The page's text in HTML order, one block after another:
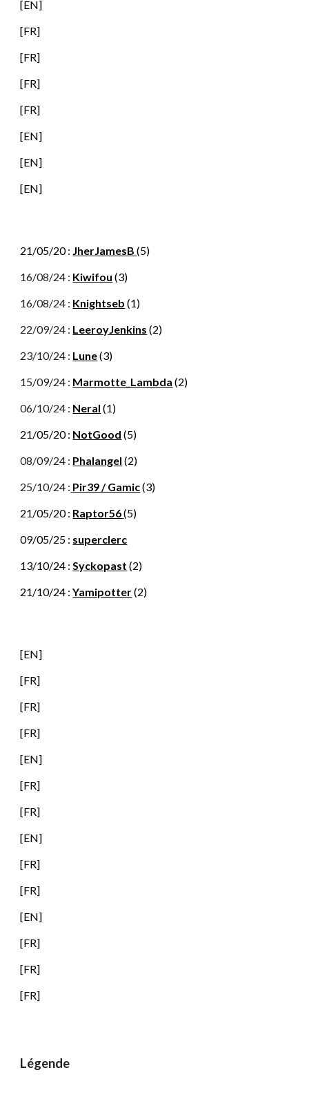
[EN]
[FR]
[FR]
[FR]
[FR]
[EN]
[EN]
[EN]
21/05/20 : JherJamesB(5)
16/08/24 : Kiwifou (3)
16/08/24 : Knightseb (1)
22/09/24 : LeeroyJenkins (2)
23/10/24 : Lune(3)
15/09/24 : Marmotte_Lambda (2)
06/10/24 : Neral (1)
21/05/20 : NotGood (5)
08/09/24 : Phalangel (2)
25/10/24 : Pir39 / Gamic(3)
21/05/20 : Raptor56(5)
09/05/25 : superclerc
13/10/24 :Syckopast (2)
21/10/24 :Yamipotter(2)
[EN]
[FR]
[FR]
[FR]
[EN]
[FR]
[FR]
[EN]
[FR]
[FR]
[EN]
[FR]
[FR]
[FR]
Légende